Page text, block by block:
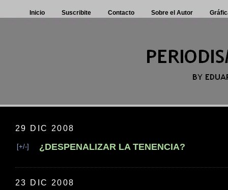
Inicio Suscribite Contacto Sobre el Autor
29 DIC 2008
[+/-] ¿DESPENALIZAR LA TENENCIA?
23 DIC 2008